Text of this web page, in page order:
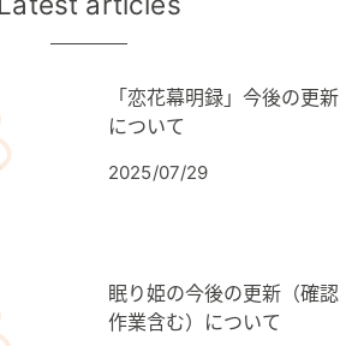
「恋花幕明録」今後の更新
について
2025/07/29
眠り姫の今後の更新（確認
作業含む）について